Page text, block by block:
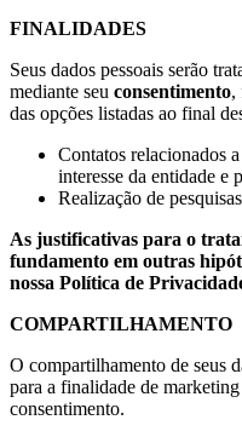
FINALIDADES
Seus dados pessoais serão
mediante seu consentimento,
das opções listadas ao final
Contatos relacionados
interesse da entidade e
Realização de
As justificativas para o
fundamento em outras
nossa Política de
COMPARTILHAMENTO
O compartilhamento de seus
para a finalidade de
consentimento.